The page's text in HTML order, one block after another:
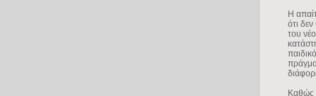
Η
ότι
του
πράγμα
Καθώς